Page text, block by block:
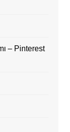
– Pinterest